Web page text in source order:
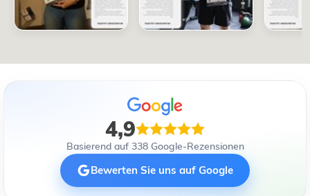
4,9
Basierend auf 338 Google-Rezensionen
Bewerten Sie uns auf Google